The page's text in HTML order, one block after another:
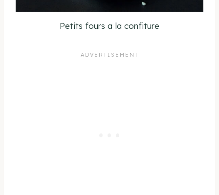
Petits fours a la confiture